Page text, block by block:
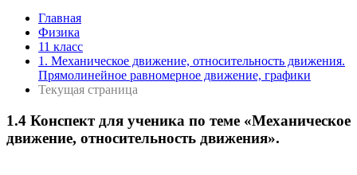
Главная
Физика
11 класс
1. Механическое движение, относительность движения.
Прямолинейное равномерное движение, графики
Текущая страница
1.4 Конспект для ученика по теме «Механическое
движение, относительность движения».